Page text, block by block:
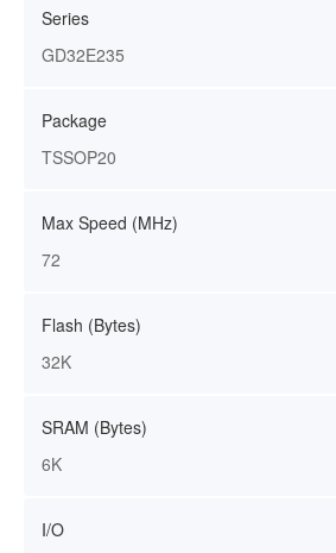
Series
GD32E235
Package
TSSOP20
Max Speed (MHz)
72
Flash (Bytes)
32K
SRAM (Bytes)
6K
I/O